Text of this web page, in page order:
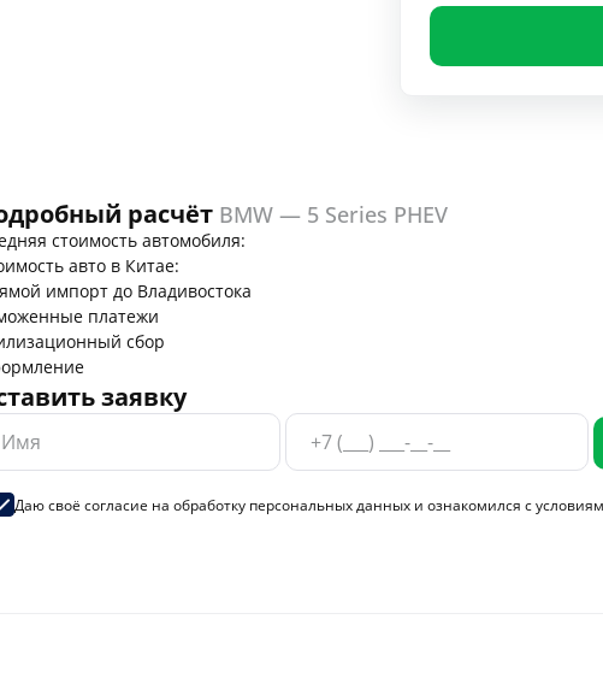
расчёт BMW — 5 Series PHEV
стоимость автомобиля:
авто в Китае:
импорт до Владивостока
платежи
сбор
заявку
Даю своё согласие на обработку персональных данных и ознакомился с